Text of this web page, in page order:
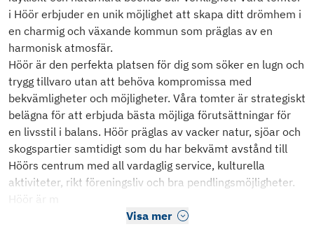
i Höör erbjuder en unik möjlighet att skapa ditt drömhem i
en charmig och växande kommun som präglas av en
harmonisk atmosfär.
Höör är den perfekta platsen för dig som söker en lugn och
trygg tillvaro utan att behöva kompromissa med
bekvämligheter och möjligheter. Våra tomter är strategiskt
belägna för att erbjuda bästa möjliga förutsättningar för
en livsstil i balans. Höör präglas av vacker natur, sjöar och
skogspartier samtidigt som du har bekvämt avstånd till
Höörs centrum med all vardaglig service, kulturella
aktiviteter, rikt föreningsliv och bra pendlingsmöjligheter.
Höör är m
Visa mer